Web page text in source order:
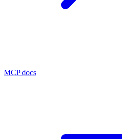
MCP docs